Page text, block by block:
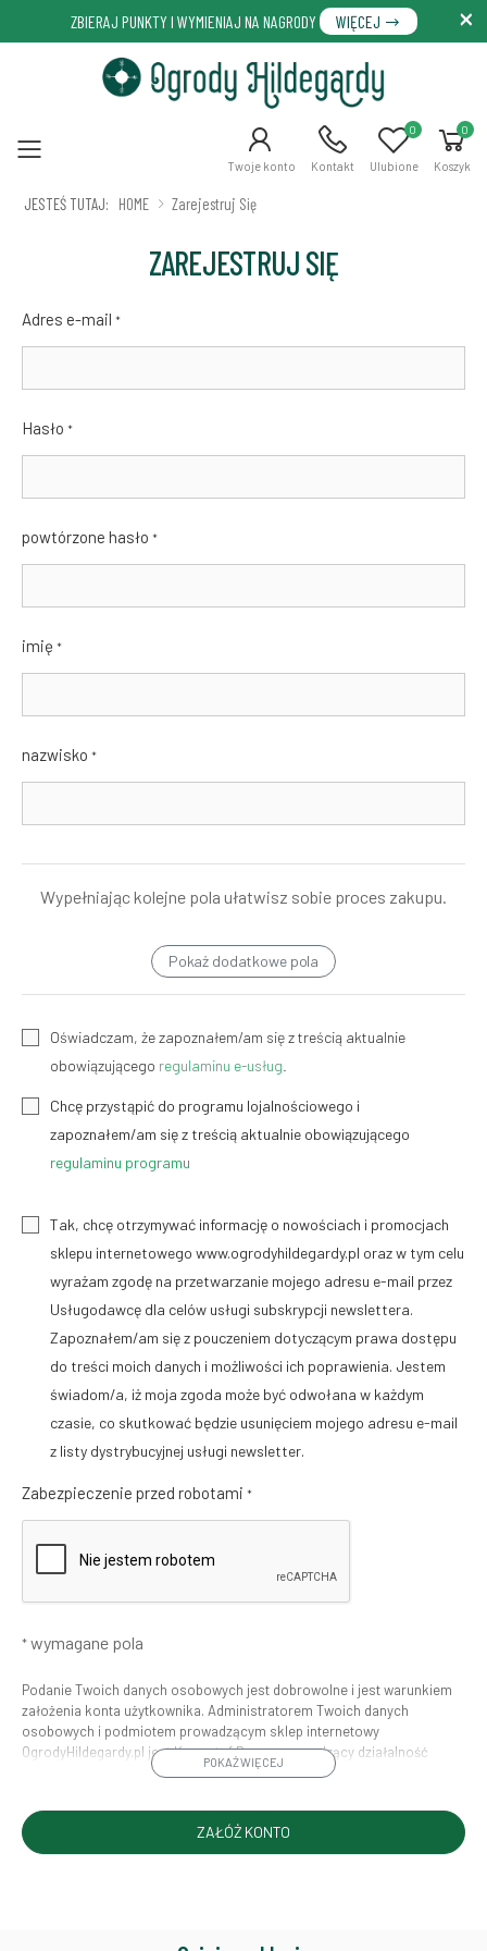
ZBIERAJ PUNKTY I WYMIENIAJ NA NAGRODY WIĘCEJ
Menu Twoje konto Kontakt Ulubione
0 0
Koszyk
JESTEŚ TUTAJ: HOME Zarejestruj Się
ZAREJESTRUJ SIĘ
Adres e-mail *
Hasło *
powtórzone hasło *
imię *
nazwisko *
Wypełniając kolejne pola ułatwisz sobie proces zakupu.
Pokaż dodatkowe pola
Oświadczam, że zapoznałem/am się z treścią aktualnie
obowiązującego regulaminu e-usług
Chcę przystąpić do programu lojalnościowego i
zapoznałem/am się z treścią aktualnie obowiązującego
regulaminu programu
Tak, chcę otrzymywać informację o nowościach i promocjach
sklepu internetowego www.ogrodyhildegardy.pl oraz w tym celu
wyrażam zgodę na przetwarzanie mojego adresu e-mail przez
Usługodawcę dla celów usługi subskrypcji newslettera.
Zapoznałem/am się z pouczeniem dotyczącym prawa dostępu
do treści moich danych i możliwości ich poprawienia. Jestem
świadom/a, iż moja zgoda może być odwołana w każdym
czasie, co skutkować będzie usunięciem mojego adresu e-mail
z listy dystrybucyjnej usługi newsletter.
Zabezpieczenie przed robotami *
* wymagane pola
Podanie Twoich danych osobowych jest dobrowolne i jest warunkiem
założenia konta użytkownika. Administratorem Twoich danych
osobowych i podmiotem prowadzącym sklep internetowy
OgrodyHildegardy.pl jest Krzysztof Baran, prowadzący działalność
gospodarczą pod firmą: Mouton Interactive Krzysztof Baran wpisaną do
głównego miejsca wykonywania działalności w Siedlcach, ul.
Starowiejska 265, kod pocztowy: 08-110, posiadający numer NIP: 821-
152-01-37, REGON: 711650928
POKAŻ WIĘCEJ